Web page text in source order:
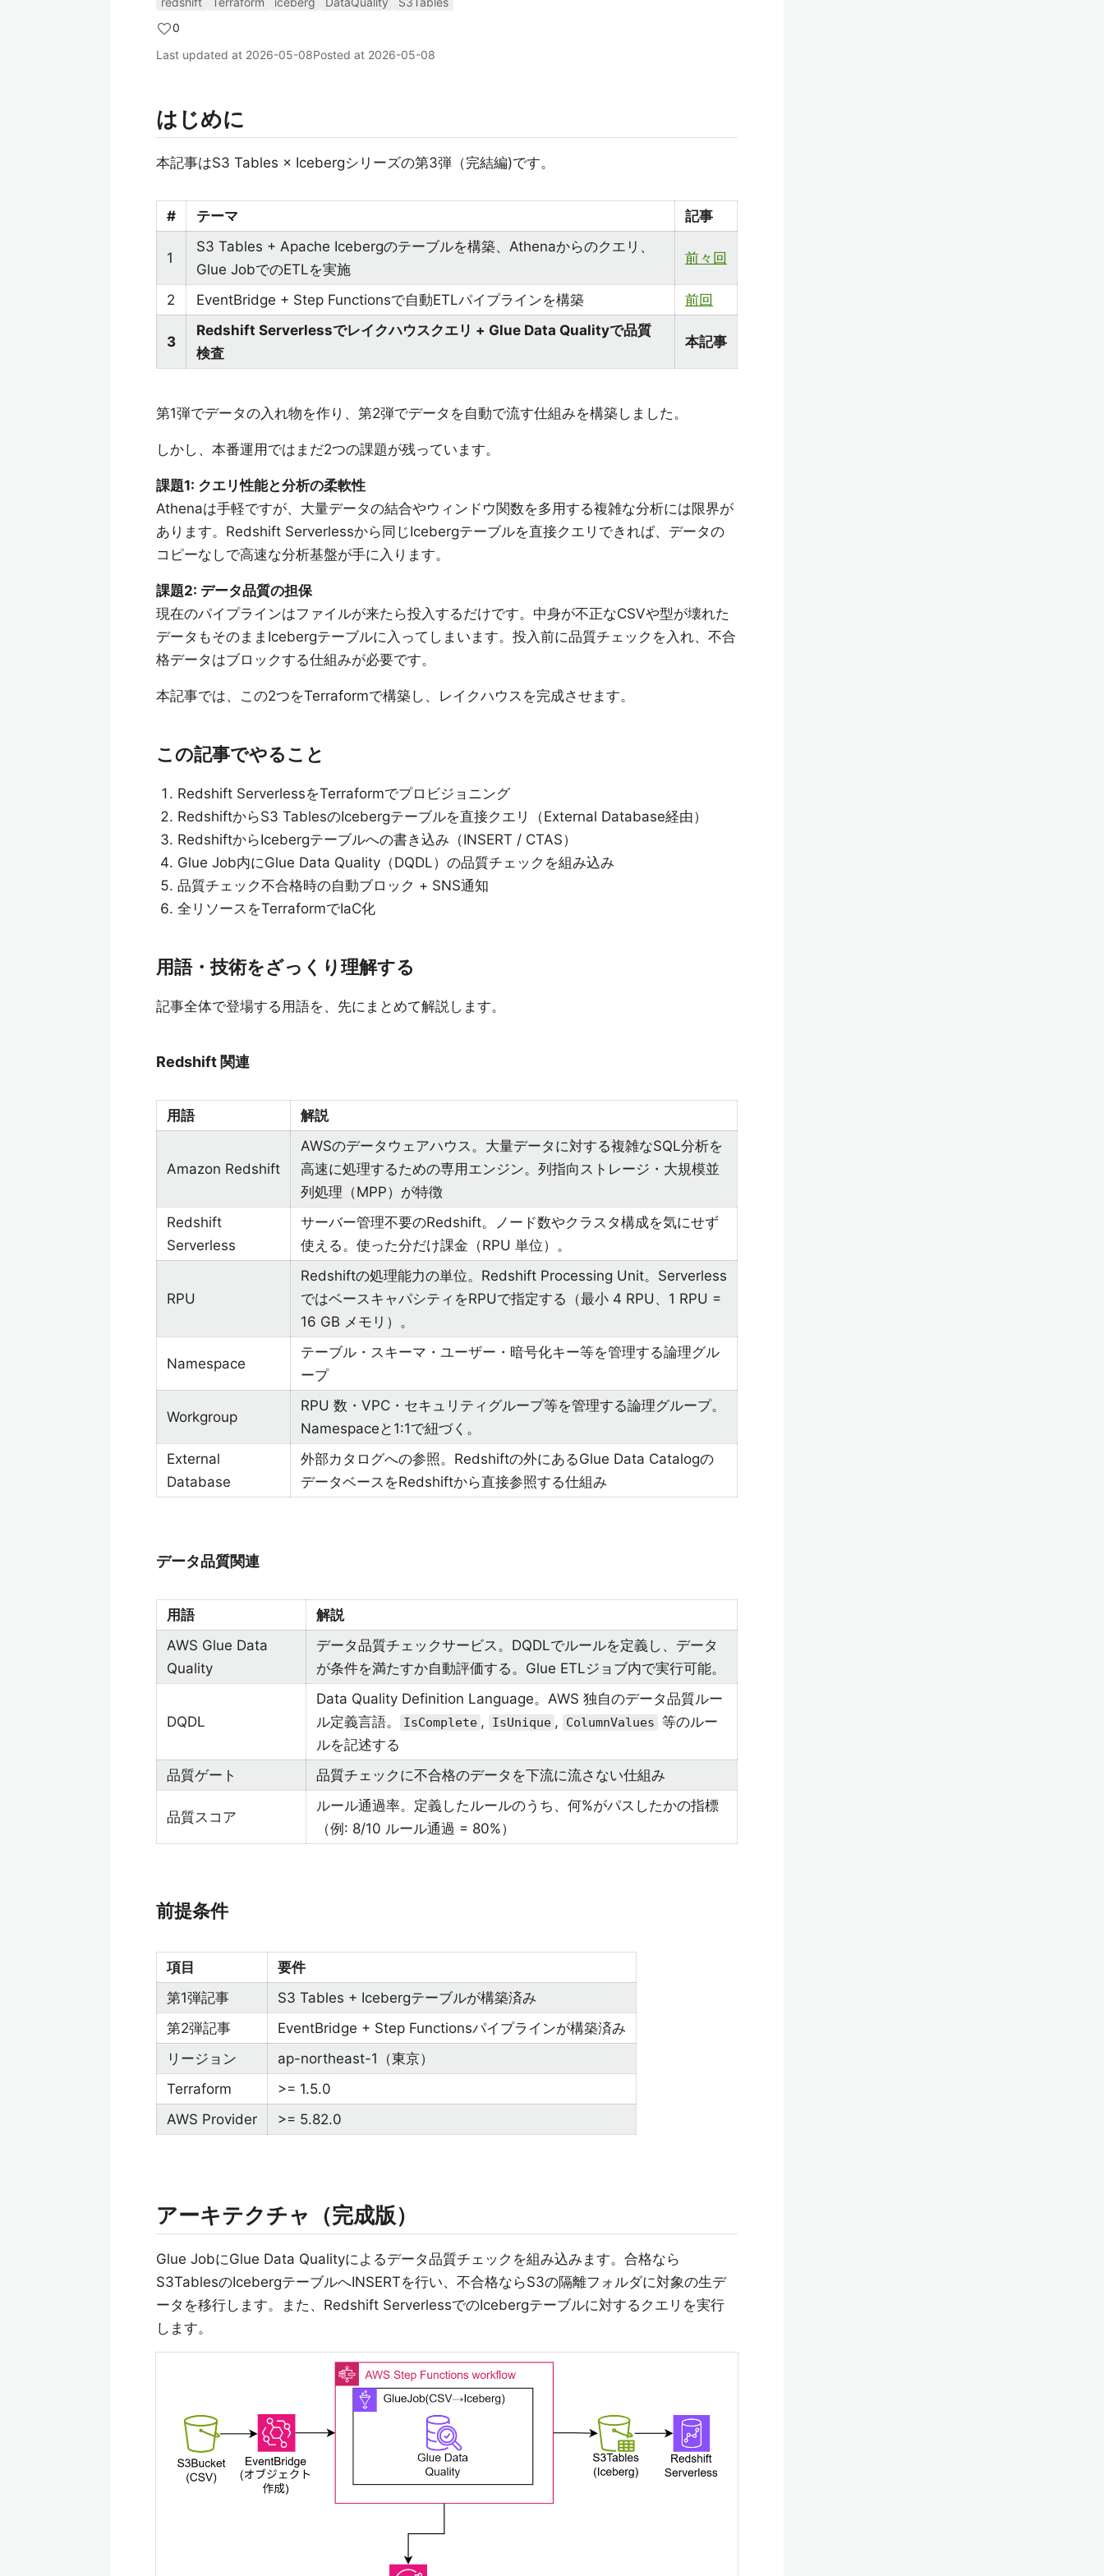
0
Last updated at 2026-05-08Posted at 2026-05-08
はじめに
本記事はS3 Tables × Icebergシリーズの第3弾（完結編)です。
# テーマ 記事
1
S3 Tables + Apache Icebergのテーブルを構築、Athenaからのクエリ、
Glue JobでのETLを実施
前々回
2 EventBridge + Step Functionsで自動ETLパイプラインを構築 前回
3
Redshift Serverlessでレイクハウスクエリ + Glue Data Qualityで品質
検査
本記事
第1弾でデータの入れ物を作り、第2弾でデータを自動で流す仕組みを構築しました。
しかし、本番運用ではまだ2つの課題が残っています。
課題1: クエリ性能と分析の柔軟性
Athenaは手軽ですが、大量データの結合やウィンドウ関数を多用する複雑な分析には限界が
あります。Redshift Serverlessから同じIcebergテーブルを直接クエリできれば、データの
コピーなしで高速な分析基盤が手に入ります。
課題2: データ品質の担保
現在のパイプラインはファイルが来たら投入するだけです。中身が不正なCSVや型が壊れた
データもそのままIcebergテーブルに入ってしまいます。投入前に品質チェックを入れ、不合
格データはブロックする仕組みが必要です。
本記事では、この2つをTerraformで構築し、レイクハウスを完成させます。
この記事でやること
Redshift ServerlessをTerraformでプロビジョニング
RedshiftからS3 TablesのIcebergテーブルを直接クエリ（External Database経由）
RedshiftからIcebergテーブルへの書き込み（INSERT / CTAS）
Glue Job内にGlue Data Quality（DQDL）の品質チェックを組み込み
品質チェック不合格時の自動ブロック + SNS通知
全リソースをTerraformでIaC化
用語・技術をざっくり理解する
記事全体で登場する用語を、先にまとめて解説します。
Redshift 関連
用語 解説
Amazon Redshift
AWSのデータウェアハウス。大量データに対する複雑なSQL分析を
高速に処理するための専用エンジン。列指向ストレージ・大規模並
列処理（MPP）が特徴
Redshift
Serverless
サーバー管理不要のRedshift。ノード数やクラスタ構成を気にせず
使える。使った分だけ課金（RPU 単位）。
RPU
Redshiftの処理能力の単位。Redshift Processing Unit。Serverless
ではベースキャパシティをRPUで指定する（最小 4 RPU、1 RPU =
16 GB メモリ）。
Namespace
テーブル・スキーマ・ユーザー・暗号化キー等を管理する論理グル
ープ
Workgroup
RPU 数・VPC・セキュリティグループ等を管理する論理グループ。
Namespaceと1:1で紐づく。
External
Database
外部カタログへの参照。Redshiftの外にあるGlue Data Catalogの
データベースをRedshiftから直接参照する仕組み
データ品質関連
用語
解説
AWS Glue Data
Quality
データ品質チェックサービス。DQDLでルールを定義し、データ
が条件を満たすか自動評価する。Glue ETLジョブ内で実行可能。
DQDL
Data Quality Definition Language。AWS 独自のデータ品質ルー
ル定義言語。
IsComplete , IsUnique , ColumnValues 等のルー
ルを記述する
品質ゲート
品質チェックに不合格のデータを下流に流さない仕組み
品質スコア
ルール通過率。定義したルールのうち、何%がパスしたかの指標
（例: 8/10 ルール通過 = 80%）
前提条件
項目
要件
第1弾記事
S3 Tables + Icebergテーブルが構築済み
第2弾記事
EventBridge + Step Functionsパイプラインが構築済み
リージョン
ap-northeast-1（東京）
Terraform
>= 1.5.0
AWS Provider
>= 5.82.0
アーキテクチャ（完成版）
Glue JobにGlue Data Qualityによるデータ品質チェックを組み込みます。合格なら
S3TablesのIcebergテーブルへINSERTを行い、不合格ならS3の隔離フォルダに対象の生デ
ータを移行します。また、Redshift ServerlessでのIcebergテーブルに対するクエリを実行
します。